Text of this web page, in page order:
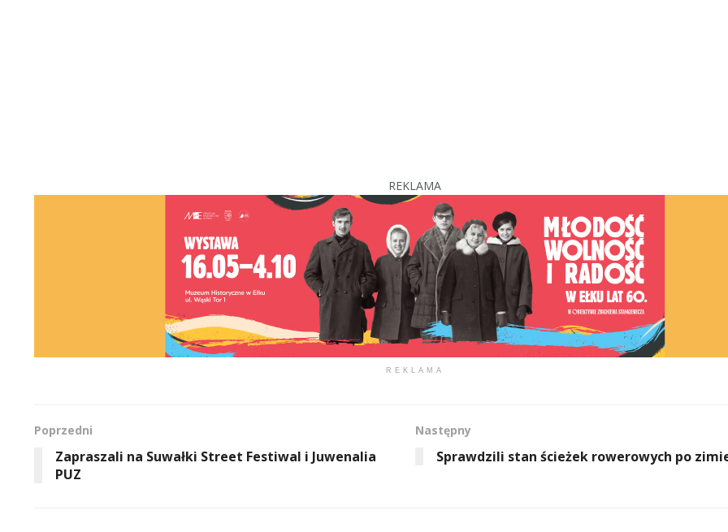
REKLAMA
REKLAMA
Poprzedni
Zapraszali na Suwałki Street Festiwal i Juwenalia
PUZ
Następny
Sprawdzili stan ścieżek rowerowych po